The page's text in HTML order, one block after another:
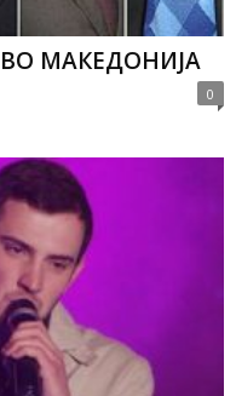
ВО МАКЕДОНИЈА
0